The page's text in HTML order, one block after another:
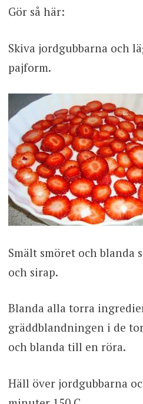
Gör så här:
Skiva jordgubbarna och
pajform.
Smält smöret och blanda
och sirap.
Blanda alla torra
gräddblandningen i de
och blanda till en röra.
Häll över jordgubbarna